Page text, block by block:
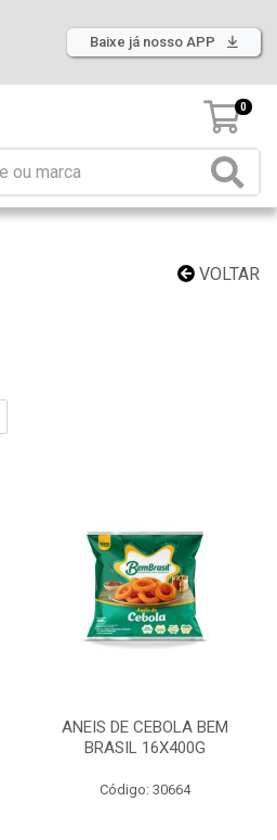
Baixe já nosso APP
0
VOLTAR
ANEIS DE CEBOLA BEM
BRASIL 16X400G
Código: 30664